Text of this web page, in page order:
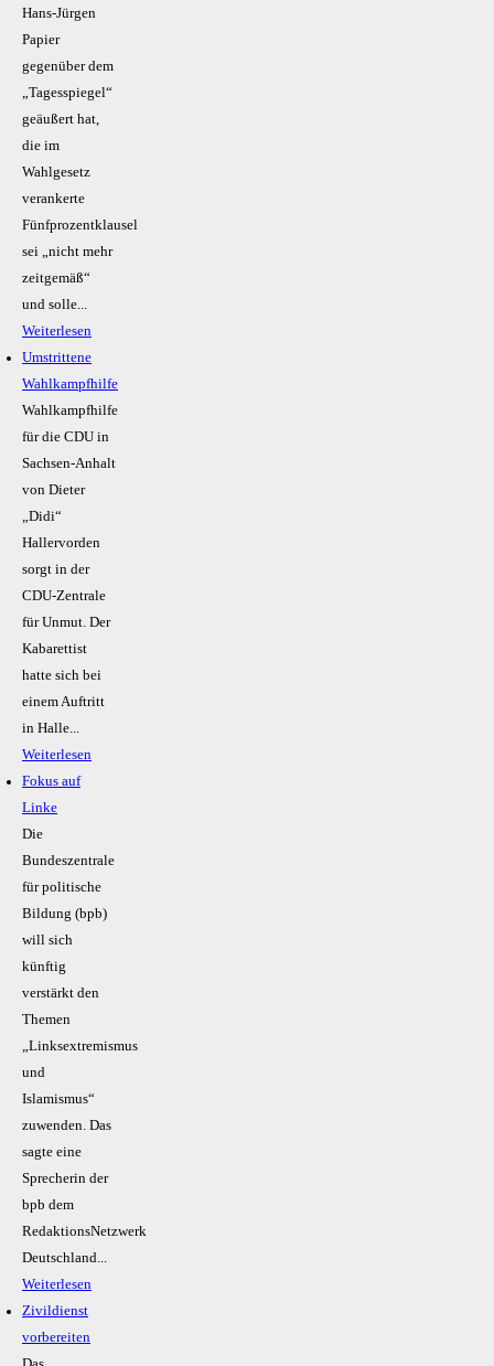
Hans-Jürgen
Papier
gegenüber dem
„Tagesspiegel“
geäußert hat,
die im
Wahlgesetz
verankerte
Fünfprozentklausel
sei „nicht mehr
zeitgemäß“
und solle...
Weiterlesen
Umstrittene
Wahlkampfhilfe
Wahlkampfhilfe
für die CDU in
Sachsen-Anhalt
von Dieter
„Didi“
Hallervorden
sorgt in der
CDU-Zentrale
für Unmut. Der
Kabarettist
hatte sich bei
einem Auftritt
in Halle...
Weiterlesen
Fokus auf
Linke
Die
Bundeszentrale
für politische
Bildung (bpb)
will sich
künftig
verstärkt den
Themen
„Linksextremismus
und
Islamismus“
zuwenden. Das
sagte eine
Sprecherin der
bpb dem
RedaktionsNetzwerk
Deutschland...
Weiterlesen
Zivildienst
vorbereiten